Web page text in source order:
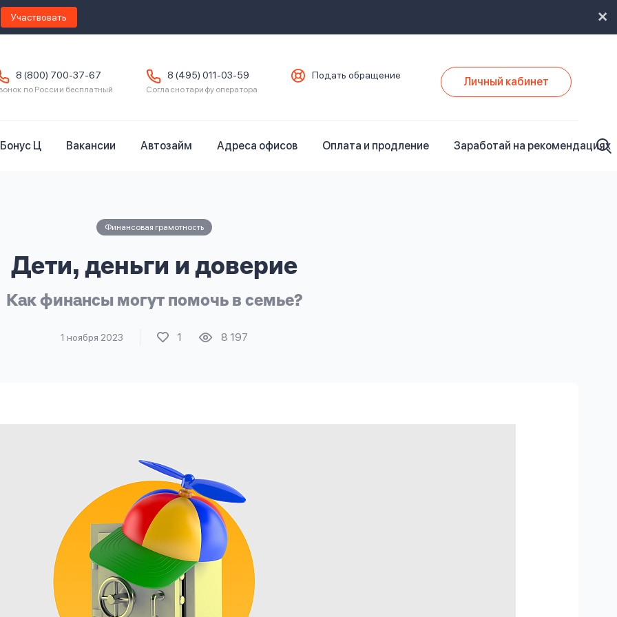
Участвовать
8 (800) 700-37-67
по России бесплатный
8 (495) 011-03-59
Согласно тарифу оператора
Подать обращение Личный кабинет
Бонус Ц Вакансии Автозайм Адреса офисов Оплата и продление Заработай на рекомендациях
Финансовая грамотность
Дети, деньги и доверие
Как финансы могут помочь в семье?
1 ноября 2023 1 8 197